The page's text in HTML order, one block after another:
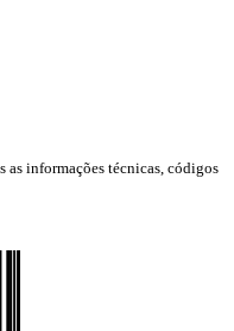
as informações técnicas, códigos